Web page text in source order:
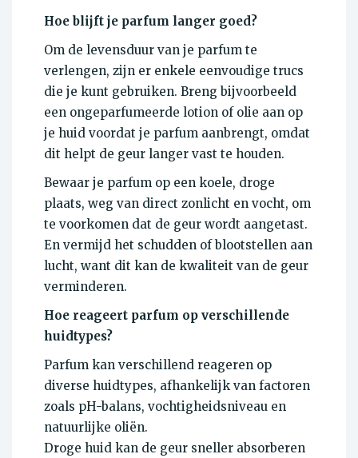
Hoe blijft je parfum langer goed?
Om de levensduur van je parfum te
verlengen, zijn er enkele eenvoudige trucs
die je kunt gebruiken. Breng bijvoorbeeld
een ongeparfumeerde lotion of olie aan op
je huid voordat je parfum aanbrengt, omdat
dit helpt de geur langer vast te houden.
Bewaar je parfum op een koele, droge
plaats, weg van direct zonlicht en vocht, om
te voorkomen dat de geur wordt aangetast.
En vermijd het schudden of blootstellen aan
lucht, want dit kan de kwaliteit van de geur
verminderen.
Hoe reageert parfum op verschillende
huidtypes?
Parfum kan verschillend reageren op
diverse huidtypes, afhankelijk van factoren
zoals pH-balans, vochtigheidsniveau en
natuurlijke oliën.
Droge huid kan de geur sneller absorberen